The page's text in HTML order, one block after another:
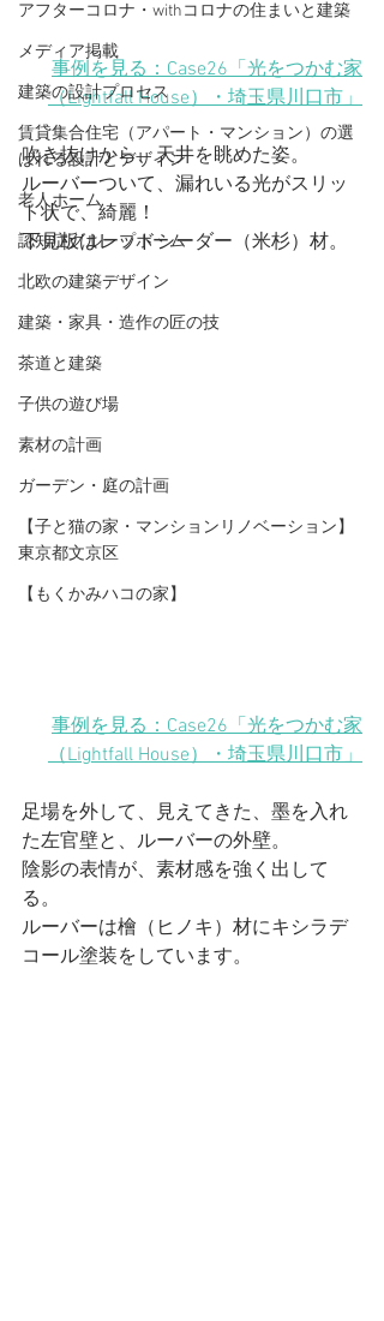
アフターコロナ・withコロナの住まいと建築
メディア掲載
建築の設計プロセス
賃貸集合住宅（アパート・マンション）の選
ばれる設計とデザイン
老人ホーム
認知症グループホーム
北欧の建築デザイン
建築・家具・造作の匠の技
茶道と建築
子供の遊び場
素材の計画
ガーデン・庭の計画
【子と猫の家・マンションリノベーション】
東京都文京区
【もくかみハコの家】
事例を見る：Case26「光をつかむ家
（Lightfall House）・埼玉県川口市」
吹き抜けから、天井を眺めた姿。
ルーバーついて、漏れいる光がスリッ
ト状で、綺麗！
下見板はレッドシーダー（米杉）材。
事例を見る：Case26「光をつかむ家
（Lightfall House）
・埼玉県川口市 」
足場を外して、見えてきた、墨を入れ
た左官壁と、ルーバーの外壁。
陰影の表情が、素材感を強く出して
る。
ルーバーは檜（ヒノキ）材にキシラデ
コール塗装をしています。